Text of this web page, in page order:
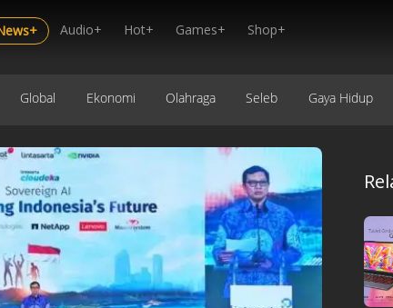
Audio+ Hot+ Games+ Shop+
Global Ekonomi Olahraga Seleb Gaya Hidup